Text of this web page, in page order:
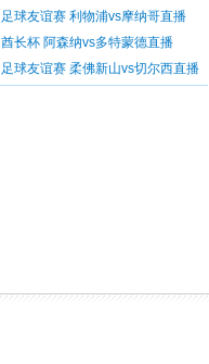
球友谊赛 利物浦vs摩纳哥直播
长杯 阿森纳vs多特蒙德直播
球友谊赛 柔佛新山vs切尔西直播